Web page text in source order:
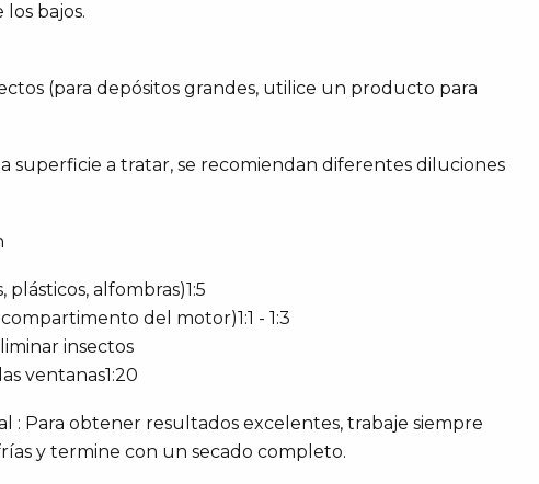
bajos.
(para depósitos grandes, utilice un producto para
superficie a tratar, se recomiendan diferentes diluciones
alfombras)1:5
del motor)1:1 - 1:3
insectos
ventanas1:20
: Para obtener resultados excelentes, trabaje siempre
y termine con un secado completo.